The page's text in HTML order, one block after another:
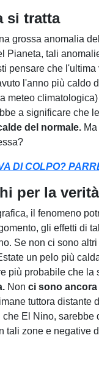
si tratta
grossa anomalia
Pianeta, tali
pensare che
l'anno più caldo
meteo
a significare che
del normale.
DI COLPO?
per la verità
il fenomeno
gli effetti di
Se non ci sono
un pelo più
più probabile che la
Non ci sono
tuttora distante
che El Nino,
tali zone e negative